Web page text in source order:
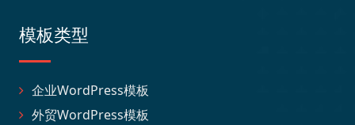
模板类型
企业WordPress模板
外贸WordPress模板